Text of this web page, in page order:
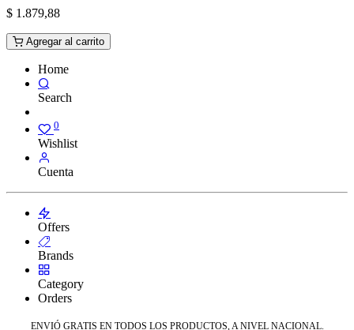
$ 1.879,88
Agregar al carrito
Home
Search
0
Wishlist
Cuenta
Offers
Brands
Category
Orders
ENVIÓ GRATIS EN TODOS LOS PRODUCTOS, A NIVEL NACIONAL.